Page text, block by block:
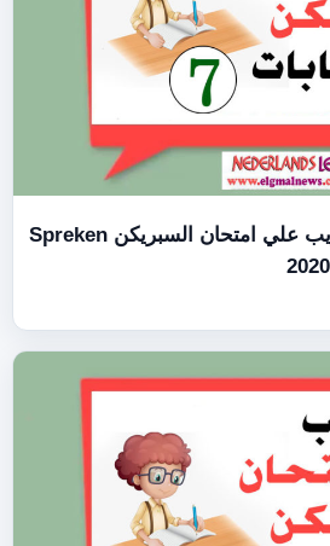
الجزء 7 – بالفيديو تدريب علي امتحان السبريكن Spreken